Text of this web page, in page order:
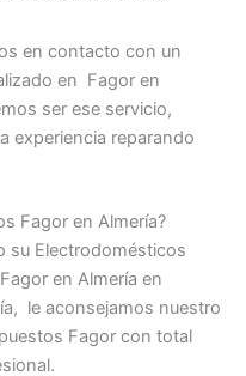
en contacto con un
en Fagor en
ser ese servicio,
experiencia reparando
Fagor en Almería?
su Electrodomésticos
en Almería en
le aconsejamos nuestro
Fagor con total